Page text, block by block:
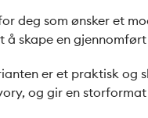
deg som ønsker et
å skape en
er et praktisk og
og gir en